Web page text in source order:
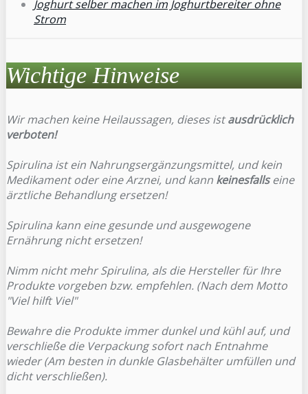
Joghurt selber machen im Joghurtbereiter ohne
Strom
Wichtige Hinweise
Wir machen keine Heilaussagen, dieses istausdrücklich
verboten!
Spirulina ist ein Nahrungsergänzungsmittel, und kein
Medikament oder eine Arznei, und kann keinesfallseine
ärztliche Behandlung ersetzen!
Spirulina kann eine gesunde und ausgewogene
Ernährung nicht ersetzen!
Nimm nicht mehr Spirulina, als die Hersteller für Ihre
Produkte vorgeben bzw. empfehlen. (Nach dem Motto
"Viel hilft Viel"
Bewahre die Produkte immer dunkel und kühl auf, und
verschließe die Verpackung sofort nach Entnahme
wieder (Am besten in dunkle Glasbehälter umfüllen und
dicht verschließen).